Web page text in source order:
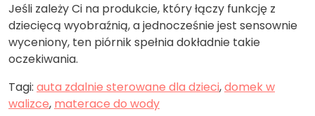
Jeśli zależy Ci na produkcie, który łączy funkcję z
dziecięcą wyobraźnią, a jednocześnie jest sensownie
wyceniony, ten piórnik spełnia dokładnie takie
oczekiwania.
Tagi: auta zdalnie sterowane dla dzieci,domek w
walizce, materace do wody